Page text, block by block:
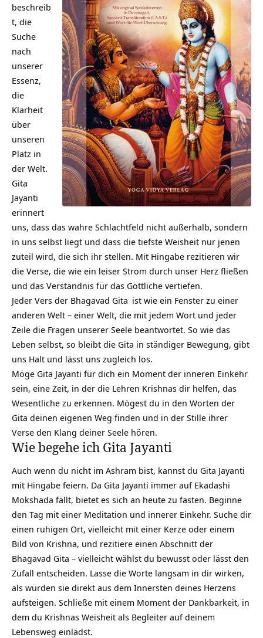
beschreib
t, die
Suche
nach
unserer
Essenz,
die
Klarheit
über
unseren
Platz in
der Welt.
Gita
Jayanti
erinnert
uns, dass das wahre Schlachtfeld nicht außerhalb, sondern
in uns selbst liegt und dass die tiefste Weisheit nur jenen
zuteil wird, die sich ihr stellen. Mit Hingabe rezitieren wir
die Verse, die wie ein leiser Strom durch unser Herz fließen
und das Verständnis für das Göttliche vertiefen.
Jeder Vers der Bhagavad Gita ist wie ein Fenster zu einer
anderen Welt – einer Welt, die mit jedem Wort und jeder
Zeile die Fragen unserer Seele beantwortet. So wie das
Leben selbst, so bleibt die Gita in ständiger Bewegung, gibt
uns Halt und lässt uns zugleich los.
Möge Gita Jayanti für dich ein Moment der inneren Einkehr
sein, eine Zeit, in der die Lehren Krishnas dir helfen, das
Wesentliche zu erkennen. Mögest du in den Worten der
Gita deinen eigenen Weg finden und in der Stille ihrer
Verse den Klang deiner Seele hören.
Wie begehe ich Gita Jayanti
Auch wenn du nicht im Ashram bist, kannst du Gita Jayanti
mit Hingabe feiern. Da Gita Jayanti immer auf Ekadashi
Mokshada fällt, bietet es sich an heute zu fasten. Beginne
den Tag mit einer Meditation und innerer Einkehr. Suche dir
einen ruhigen Ort, vielleicht mit einer Kerze oder einem
Bild von Krishna, und rezitiere einen Abschnitt der
Bhagavad Gita – vielleicht wählst du bewusst oder lässt den
Zufall entscheiden. Lasse die Worte langsam in dir wirken,
als würden sie direkt aus dem Innersten deines Herzens
aufsteigen. Schließe mit einem Moment der Dankbarkeit, in
dem du Krishnas Weisheit als Begleiter auf deinem
Lebensweg einlädst.